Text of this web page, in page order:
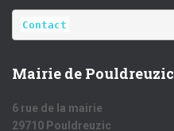
Contact
Mairie de Pouldreuzic
6 rue de la mairie
29710 Pouldreuzic